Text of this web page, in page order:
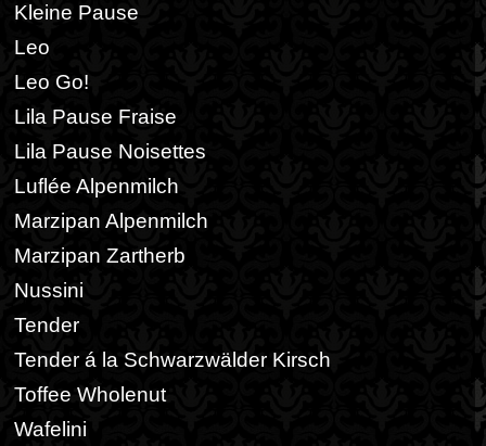
Kleine Pause
Leo
Leo Go!
Lila Pause Fraise
Lila Pause Noisettes
Luflée Alpenmilch
Marzipan Alpenmilch
Marzipan Zartherb
Nussini
Tender
Tender á la Schwarzwälder Kirsch
Toffee Wholenut
Wafelini